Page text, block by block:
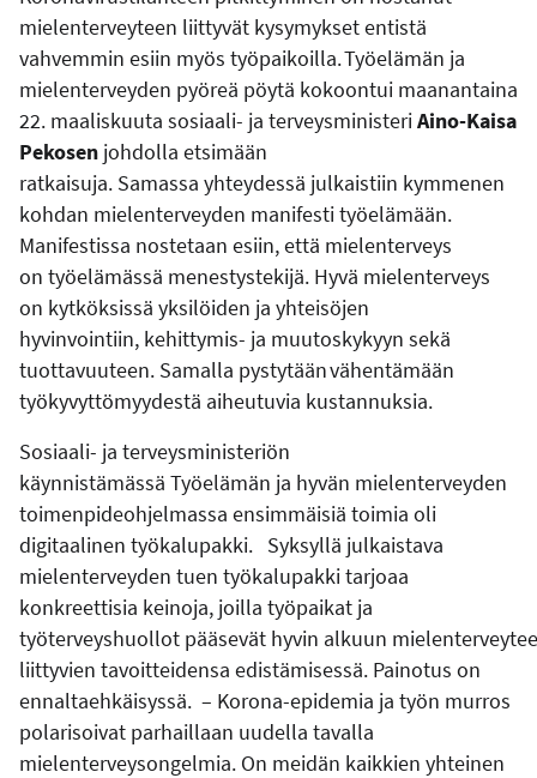
mielenterveyteen liittyvät kysymykset entistä
vahvemmin esiin myös työpaikoilla.Työelämän ja
mielenterveyden pyöreä pöytä kokoontui maanantaina
22. maaliskuuta sosiaali- ja terveysministeriAino-Kaisa
Pekosen johdolla etsimään
ratkaisuja. Samassa yhteydessä julkaistiin kymmenen
kohdan mielenterveyden manifesti työelämään.
Manifestissa nostetaan esiin, että mielenterveys
on työelämässä menestystekijä. Hyvä mielenterveys
on kytköksissä yksilöiden ja yhteisöjen
hyvinvointiin, kehittymis- ja muutoskykyyn sekä
tuottavuuteen. Samalla pystytään vähentämään
työkyvyttömyydestä aiheutuvia kustannuksia.
Sosiaali- ja terveysministeriön
käynnistämässä Työelämän ja hyvän mielenterveyden
toimenpideohjelmassa ensimmäisiä toimia oli
digitaalinen työkalupakki. Syksyllä julkaistava
mielenterveyden tuen työkalupakki tarjoaa
konkreettisia keinoja, joilla työpaikat ja
työterveyshuollot pääsevät hyvin alkuun
liittyvien tavoitteidensa edistämisessä. Painotus on
ennaltaehkäisyssä. – Korona-epidemia ja työn murros
polarisoivat parhaillaan uudella tavalla
mielenterveysongelmia. On meidän kaikkien yhteinen